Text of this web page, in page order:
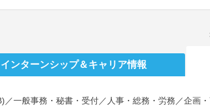
インターンシップ＆キャリア情報
一般事務・秘書・受付／人事・総務・労務／企画